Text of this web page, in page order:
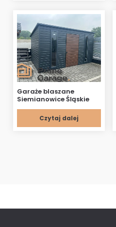
Garaże blaszane
Siemianowice Śląskie
Czytaj dalej